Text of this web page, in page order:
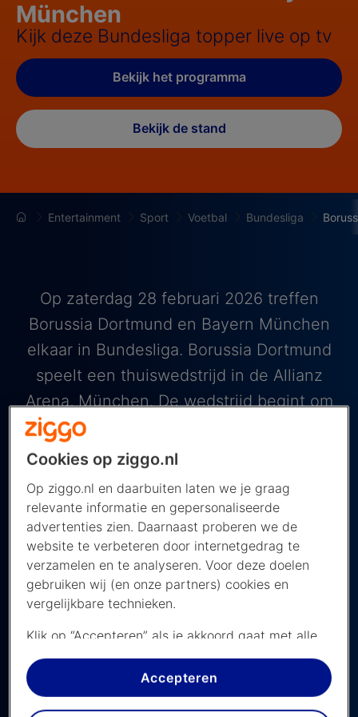
München
Kijk deze Bundesliga topper live op tv
Bekijk het programma
Bekijk de stand
Entertainment Sport Voetbal Bundesliga
Op zaterdag 28 februari 2026 treffen
Borussia Dortmund en Bayern München
elkaar in Bundesliga. Borussia Dortmund
speelt een thuiswedstrijd in de Allianz
Arena, München. De wedstrijd begint om
18.30 en je kijkt hem live op Viaplay en
Viaplay TV.
Borussia Dortmund vs Bayern
München, Bundesliga
Laatste update: 25 februari 2026
zaterdag 28 februari 2026
Cookies op ziggo.nl
Op ziggo.nl en daarbuiten laten we je graag
relevante informatie en gepersonaliseerde
advertenties zien. Daarnaast proberen we de
website te verbeteren door internetgedrag te
verzamelen en te analyseren. Voor deze doelen
gebruiken wij (en onze partners) cookies en
vergelijkbare technieken.
Klik op “Accepteren” als je akkoord gaat met alle
cookies. Kies je voor “Nee, liever niet”, dan
plaatsen we alleen strikt noodzakelijke cookies om
de website goed te laten werken. Dat betekent
dat we geen vormen van personalisatie
Accepteren